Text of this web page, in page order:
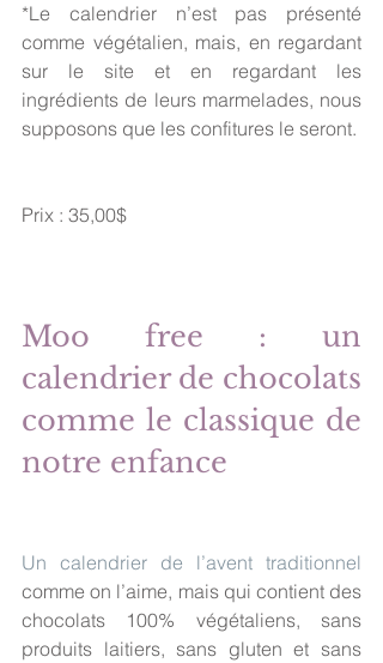
*Le calendrier n’est pas présenté
comme végétalien, mais, en regardant
sur le site et en regardant les
ingrédients de leurs marmelades, nous
supposons que les confitures le seront.
Prix : 35,00$
Moo free : un
calendrier de chocolats
comme le classique de
notre enfance
Un calendrier de l’avent traditionnel
comme on l’aime, mais qui contient des
chocolats 100% végétaliens, sans
produits laitiers, sans gluten et sans